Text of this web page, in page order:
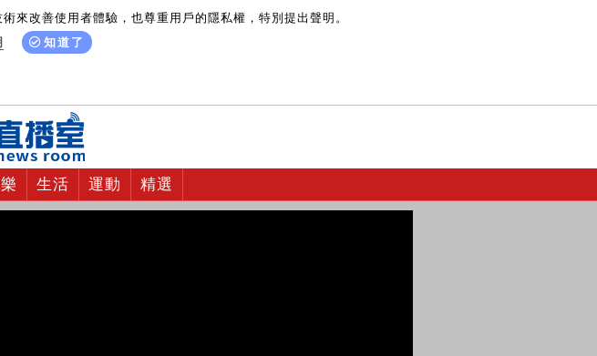
來改善使用者體驗，也尊重用戶的隱私權，特別提出聲明。
知道了
生活 運動 精選